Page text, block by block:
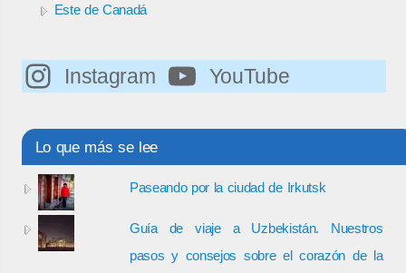
Este de Canadá
Instagram YouTube
Lo que más se lee
Paseando por la ciudad de Irkutsk
Guía de viaje a Uzbekistán. Nuestros
pasos y consejos sobre el corazón de la